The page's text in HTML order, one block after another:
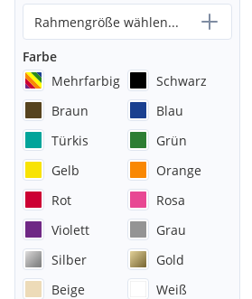
Rahmengröße wählen...
Farbe
Mehrfarbig
Schwarz
Braun
Blau
Türkis
Grün
Gelb
Orange
Rot
Rosa
Violett
Grau
Silber
Gold
Beige
Weiß